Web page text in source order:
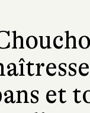
et